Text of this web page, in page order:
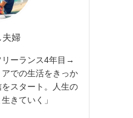
夫婦
リーランス4年目→
での生活をきっか
スタート。人生の
きていく」